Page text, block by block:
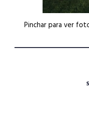
Pinchar para ver